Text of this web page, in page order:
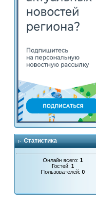
Статистика
Онлайн всего:1
Гостей:1
Пользователей:0